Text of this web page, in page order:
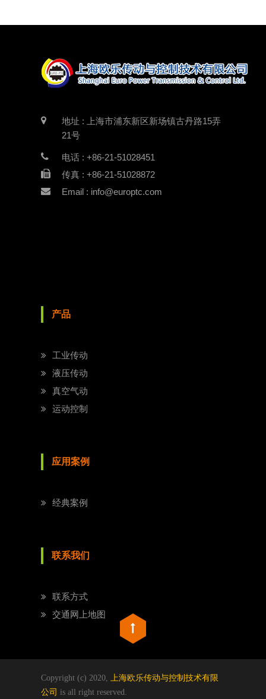
地址 : 上海市浦东新区新场镇古丹路15弄
21号
电话 : +86-21-51028451
传真 : +86-21-51028872
Email : info@europtc.com
产品
工业传动
液压传动
真空气动
运动控制
应用案例
经典案例
联系我们
联系方式
交通网上地图
Copyright (c) 2020, 上海欧乐传动与控制技术有限
公司 is all right reserved.